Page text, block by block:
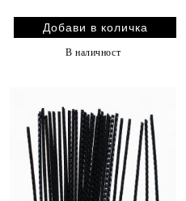
В наличност